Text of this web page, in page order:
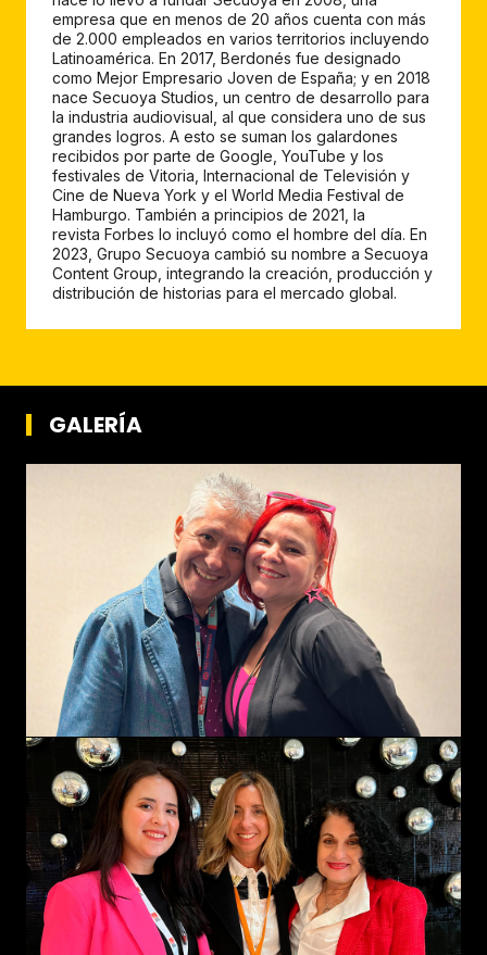
empresa que en menos de 20 años cuenta con más
de 2.000 empleados en varios territorios incluyendo
Latinoamérica. En 2017, Berdonés fue designado
como Mejor Empresario Joven de España; y en 2018
nace Secuoya Studios, un centro de desarrollo para
la industria audiovisual, al que considera uno de sus
grandes logros. A esto se suman los galardones
recibidos por parte de Google, YouTube y los
festivales de Vitoria, Internacional de Televisión y
Cine de Nueva York y el World Media Festival de
Hamburgo. También a principios de 2021, la
revista Forbes lo incluyó como el hombre del día. En
2023, Grupo Secuoya cambió su nombre a Secuoya
Content Group, integrando la creación, producción y
distribución de historias para el mercado global.
GALERÍA